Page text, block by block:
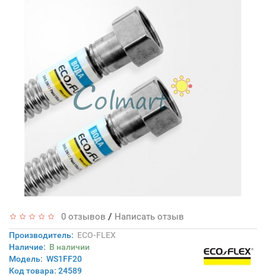
0 отзывов / Написать отзыв
Производитель: ECO-FLEX
Наличие: В наличии
Модель: WS1FF20
Код товара: 24589